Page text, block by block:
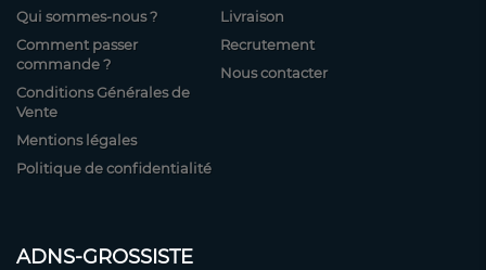
Qui sommes-nous ?
Comment passer
commande ?
Conditions Générales de
Vente
Mentions légales
Politique de confidentialité
Livraison
Recrutement
Nous contacter
ADNS-GROSSISTE